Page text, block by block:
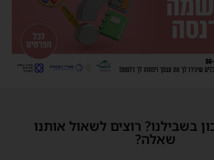
בשבילנו? רוצים לשאול אותנו
שאלה?